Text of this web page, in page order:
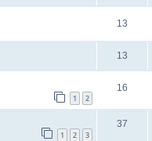
13
13
1 2
16
1 2 3
37